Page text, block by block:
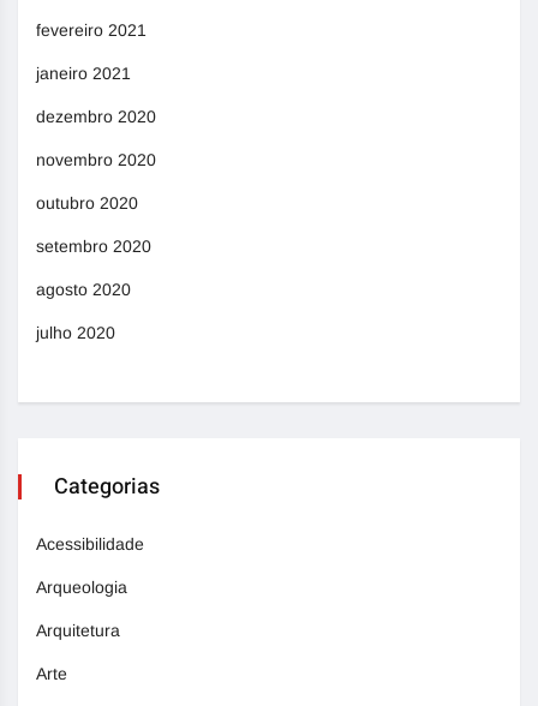
fevereiro 2021
janeiro 2021
dezembro 2020
novembro 2020
outubro 2020
setembro 2020
agosto 2020
julho 2020
Categorias
Acessibilidade
Arqueologia
Arquitetura
Arte